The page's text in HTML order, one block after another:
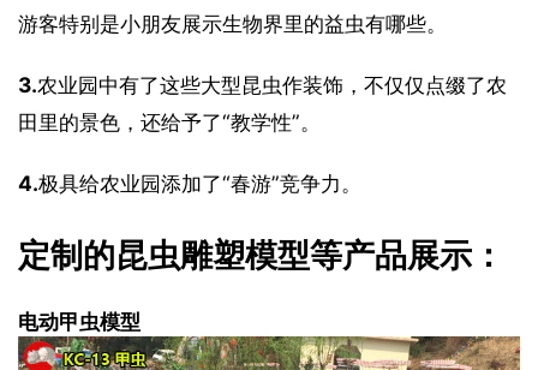
游客特别是小朋友展示生物界里的益虫有哪些。
3.农业园中有了这些大型昆虫作装饰，不仅仅点缀了农
田里的景色，还给予了“教学性”。
4.极具给农业园添加了“春游”竞争力。
定制的昆虫雕塑模型等产品展示：
电动甲虫模型